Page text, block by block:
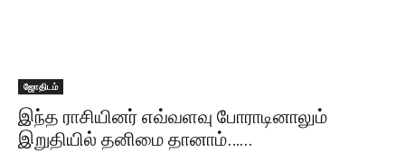
ஜோதிடம்
இந்த ராசியினர் எவ்வளவு போராடினாலும்
இறுதியில் தனிமை தானாம்…...